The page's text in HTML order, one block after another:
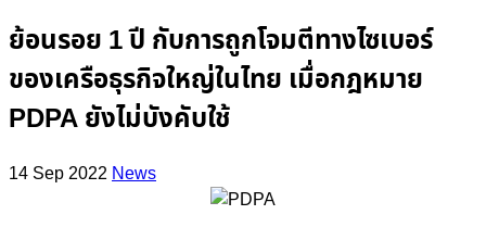
ย้อนรอย 1 ปี กับการถูกโจมตีทางไซเบอร์
ของเครือธุรกิจใหญ่ในไทย เมื่อกฎหมาย
PDPA ยังไม่บังคับใช้
14 Sep 2022News